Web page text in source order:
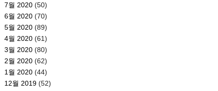
7월 2020(50)
6월 2020(70)
5월 2020(89)
4월 2020(61)
3월 2020(80)
2월 2020(62)
1월 2020(44)
12월 2019(52)